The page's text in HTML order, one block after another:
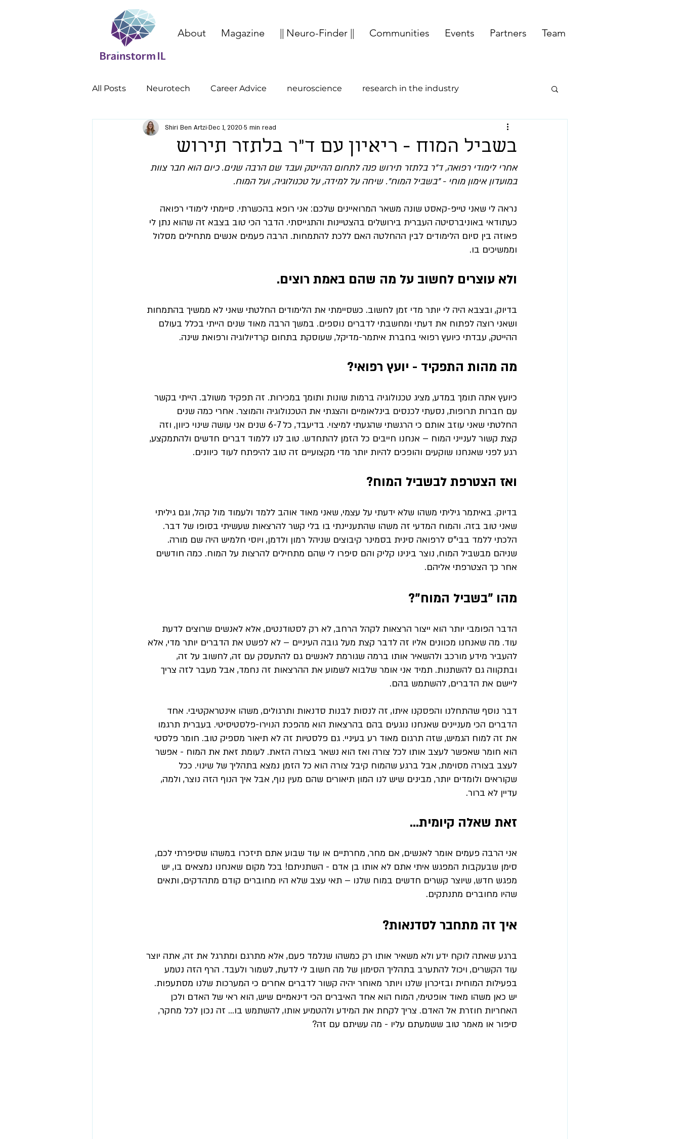
About Magazine || Neuro-Finder || Communities Events Partners Team
All Posts Neurotech Career Advice neuroscience research in the industry
cognitive enhancement study abroad
בשביל המוח - ריאיון עם ד"ר בלתזר תירוש
Shiri Ben Artzi Dec 1, 2020 5 min read
אחרי לימודי רפואה, ד"ר בלתזר תירוש פנה לתחום ההייטק ועבד שם הרבה שנים. כיום הוא חבר צוות
במועדון אימון מוחי - "בשביל המוח". שיחה על למידה, על טכנולוגיה, ועל המוח.
נראה לי שאני טייפ-קאסט שונה משאר המרואיינים שלכם: אני רופא בהכשרתי. סיימתי לימודי רפואה
כעתודאי באוניברסיטה העברית בירושלים בהצטיינות והתגייסתי. הדבר הכי טוב בצבא זה שהוא נתן לי
פאוזה בין סיום הלימודים לבין ההחלטה האם ללכת להתמחות. הרבה פעמים אנשים מתחילים מסלול
וממשיכים בו.
ולא עוצרים לחשוב על מה שהם באמת רוצים.
בדיוק, ובצבא היה לי יותר מדי זמן לחשוב. כשסיימתי את הלימודים החלטתי שאני לא ממשיך בהתמחות
ושאני רוצה לפתוח את דעתי ומחשבתי לדברים נוספים. במשך הרבה מאוד שנים הייתי בכלל בעולם
ההייטק, עבדתי כיועץ רפואי בחברת איתמר-מדיקל, שעוסקת בתחום קרדיולוגיה ורפואת שינה.
מה מהות התפקיד - יועץ רפואי?
כיועץ אתה תומך במדע, מציג טכנולוגיה ברמות שונות ותומך במכירות. זה תפקיד משולב. הייתי בקשר
עם חברות תרופות, נסעתי לכנסים בינלאומיים והצגתי את הטכנולוגיה והמוצר. אחרי כמה שנים
החלטתי שאני עוזב אותם כי הרגשתי שהגעתי למיצוי. בדיעבד, כל 6-7 שנים אני עושה שינוי כיוון, וזה
קצת קשור לענייני המוח – אנחנו חייבים כל הזמן להתחדש. טוב לנו ללמוד דברים חדשים ולהתמקצע,
רגע לפני שאנחנו שוקעים והופכים להיות יותר מדי מקצועיים זה טוב להיפתח לעוד כיוונים.
ואז הצטרפת לבשביל המוח?
בדיוק. באיתמר גיליתי משהו שלא ידעתי על עצמי, שאני מאוד אוהב ללמד ולעמוד מול קהל, וגם גיליתי
שאני טוב בזה. והמוח המדעי זה משהו שהתעניינתי בו בלי קשר להרצאות שעשיתי בסופו של דבר.
הלכתי ללמד בבי"ס לרפואה סינית בסמינר קיבוצים שניהל רמון ולדמן, ויוסי חלמיש היה שם מורה.
שניהם מבשביל המוח, נוצר בינינו קליק והם סיפרו לי שהם מתחילים להרצות על המוח. כמה חודשים
אחר כך הצטרפתי אליהם.
מהו "בשביל המוח"?
הדבר הפומבי יותר הוא ייצור הרצאות לקהל הרחב, לא רק לסטודנטים, אלא לאנשים שרוצים לדעת
עוד. מה שאנחנו מכוונים אליו זה לדבר קצת מעל גובה העיניים – לא לפשט את הדברים יותר מדי, אלא
להעביר מידע מורכב ולהשאיר אותו ברמה שגורמת לאנשים גם להתעסק עם זה, לחשוב על זה,
ובתקווה גם להשתנות. תמיד אני אומר שלבוא לשמוע את ההרצאות זה נחמד, אבל מעבר לזה צריך
ליישם את הדברים, להשתמש בהם.
דבר נוסף שהתחלנו והפסקנו איתו, זה לנסות לבנות סדנאות ותרגולים, משהו אינטראקטיבי. אחד
הדברים הכי מעניינים שאנחנו נוגעים בהם בהרצאות הוא מהפכת הנוירו-פלסטיסיטי. בעברית תרגמו
את זה למוח הגמיש, שזה תרגום מאוד רע בעיניי. גם פלסטיות זה לא תיאור מספיק טוב. חומר פלסטי
הוא חומר שאפשר לעצב אותו לכל צורה ואז הוא נשאר בצורה הזאת. לעומת זאת את המוח - אפשר
לעצב בצורה מסוימת, אבל ברגע שהמוח קיבל צורה הוא כל הזמן נמצא בתהליך של שינוי. ככל
שקוראים ולומדים יותר, מבינים שיש לנו המון תיאורים שהם מעין נוף, אבל איך הנוף הזה נוצר, ולמה,
עדיין לא ברור.
זאת שאלה קיומית...
אני הרבה פעמים אומר לאנשים, אם מחר, מחרתיים או עוד שבוע אתם תיזכרו במשהו שסיפרתי לכם,
סימן שבעקבות המפגש איתי אתם לא אותו בן אדם - השתניתם! בכל מקום שאנחנו נמצאים בו, יש
מפגש חדש, שיוצר קשרים חדשים במוח שלנו – תאי עצב שלא היו מחוברים קודם מתהדקים, ותאים
שהיו מחוברים מתנתקים.
איך זה מתחבר לסדנאות?
ברגע שאתה לוקח ידע ולא משאיר אותו רק כמשהו שנלמד פעם, אלא מתרגם ומתרגל את זה, אתה יוצר
עוד הקשרים, ויכול להתערב בתהליך הסימון של מה חשוב לי לדעת, לשמור ולעבד. הרף הזה נטמע
בפעילות המוחית ובזיכרון שלנו ויותר מאוחר יהיה קשור לדברים אחרים כי המערכות שלנו מסתעפות.
יש כאן משהו מאוד אופטימי, המוח הוא אחד האיברים הכי דינאמיים שיש, הוא ראי של האדם ולכן
האחריות חוזרת אל האדם. צריך לקחת את המידע ולהטמיע אותו, להשתמש בו... זה נכון לכל מחקר,
סיפור או מאמר טוב ששמעתם עליו - מה עשיתם עם זה?